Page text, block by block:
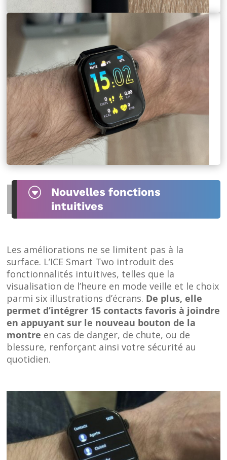
G
Nouvelles fonctions
intuitives
Les améliorations ne se limitent pas à la
surface. L’ICE Smart Two introduit des
fonctionnalités intuitives, telles que la
visualisation de l’heure en mode veille et le choix
parmi six illustrations d’écrans. De plus, elle
permet d’intégrer 15 contacts favoris à joindre
en appuyant sur le nouveau bouton de la
montre en cas de danger, de chute, ou de
blessure, renforçant ainsi votre sécurité au
quotidien.